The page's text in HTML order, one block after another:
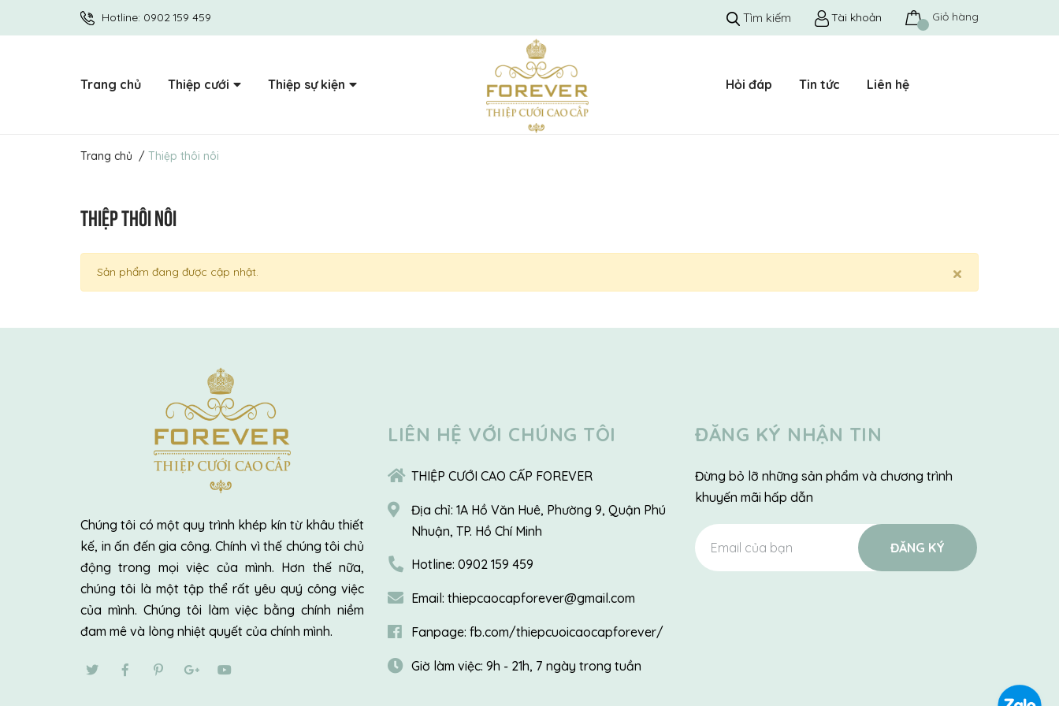
Hotline: 0902 159 459 Tìm kiếm Tài khoản Giỏ hàng
Trang chủ Thiệp cưới Thiệp sự kiện Hỏi đáp Tin tức Liên hệ
Trang chủ / Thiệp thôi nôi
THIỆP THÔI NÔI
×
Sản phẩm đang được cập nhật.
Chúng tôi có một quy trình khép kín từ khâu thiết
kế, in ấn đến gia công. Chính vì thế chúng tôi chủ
động trong mọi việc của mình. Hơn thế nữa,
chúng tôi là một tập thể rất yêu quý công việc
của mình. Chúng tôi làm việc bằng chính niềm
đam mê và lòng nhiệt quyết của chính mình.
LIÊN HỆ VỚI CHÚNG TÔI
THIỆP CƯỚI CAO CẤP FOREVER
Địa chỉ: 1A Hồ Văn Huê, Phường 9, Quận Phú
Nhuận, TP. Hồ Chí Minh
Hotline: 0902 159 459
Email: thiepcaocapforever@gmail.com
Fanpage: fb.com/thiepcuoicaocapforever/
Giờ làm việc: 9h - 21h, 7 ngày trong tuần
ĐĂNG KÝ NHẬN TIN
Đừng bỏ lỡ những sản phẩm và chương trình
khuyến mãi hấp dẫn
ĐĂNG KÝ